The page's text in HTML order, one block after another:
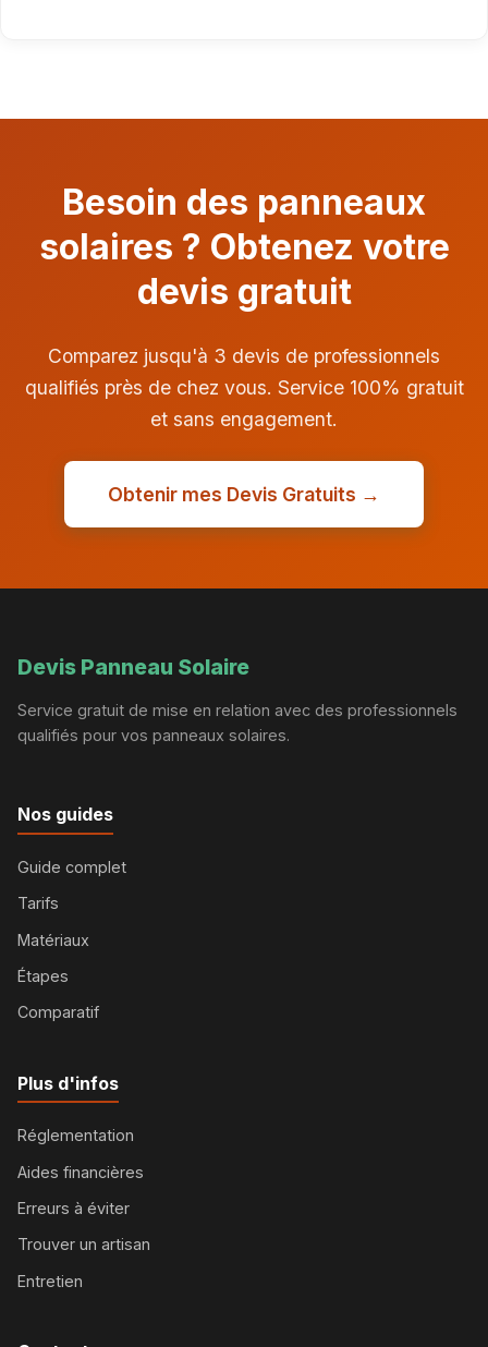
Besoin des panneaux
solaires ? Obtenez votre
devis gratuit
Comparez jusqu'à 3 devis de professionnels
qualifiés près de chez vous. Service 100% gratuit
et sans engagement.
Obtenir mes Devis Gratuits →
Devis Panneau Solaire
Service gratuit de mise en relation avec des professionnels
qualifiés pour vos panneaux solaires.
Nos guides
Guide complet
Tarifs
Matériaux
Étapes
Comparatif
Plus d'infos
Réglementation
Aides financières
Erreurs à éviter
Trouver un artisan
Entretien